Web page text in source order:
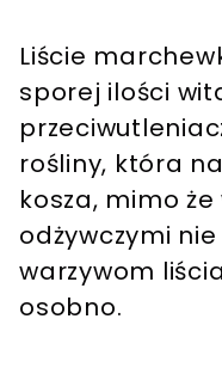
Liście
sporej ilości
rośliny, która
kosza, mimo
odżywczymi
warzywom
osobno.